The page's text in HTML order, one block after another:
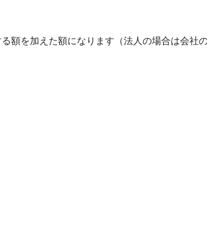
額を加えた額になります（法人の場合は会社